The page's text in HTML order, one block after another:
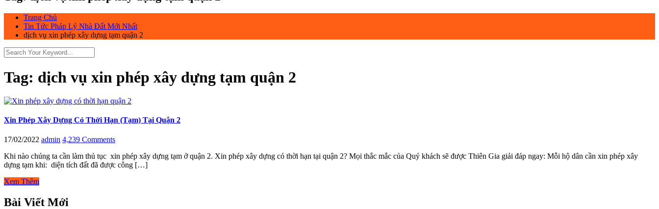
Trang Chủ
Tin Tức Pháp Lý Nhà Đất Mới Nhất
dịch vụ xin phép xây dựng tạm quận 2
Tag: dịch vụ xin phép xây dựng tạm quận 2
Xin Phép Xây Dựng Có Thời Hạn (Tạm) Tại Quận 2
17/02/2022 admin 4,239 Comments
Khi nào chúng ta cần làm thủ tục xin phép xây dựng tạm ở quận 2. Xin phép xây dựng có thời hạn tại quận 2? Mọi thắc mắc của Quý khách sẽ được Thiên Gia giải đáp ngay: Mỗi hộ dân cần xin phép xây
dựng tạm khi: diện tích đất đã được công […]
Xem Thêm
Bài Viết Mới